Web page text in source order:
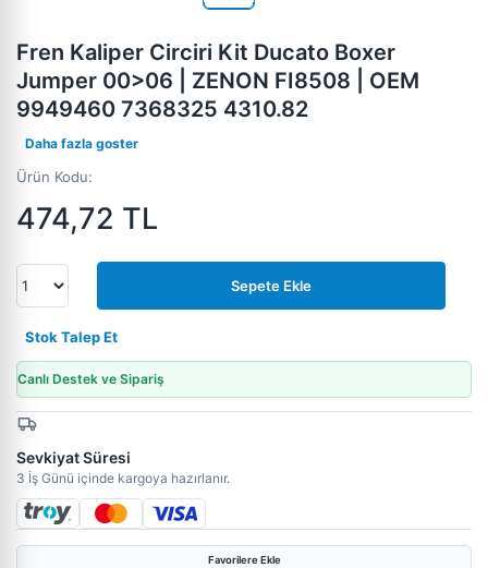
Fren Kaliper Circiri Kit Ducato Boxer
Jumper 00>06 | ZENON FI8508 | OEM
9949460 7368325 4310.82
Daha fazla goster
Ürün Kodu:
474,72 TL
Sepete Ekle
Stok Talep Et
Canlı Destek ve Sipariş
Sevkiyat Süresi
3 İş Günü içinde kargoya hazırlanır.
Favorilere Ekle